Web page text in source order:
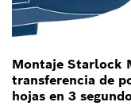
Montaje Starlock
transferencia de
hojas en 3